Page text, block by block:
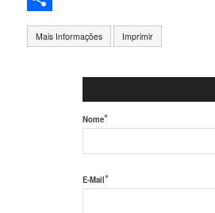
Partilhar
Mais Informações Imprimir
Nome*
E-Mail*